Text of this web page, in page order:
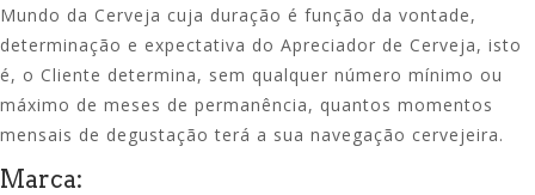
Mundo da Cerveja cuja duração é função da vontade,
determinação e expectativa do Apreciador de Cerveja, isto
é, o Cliente determina, sem qualquer número mínimo ou
máximo de meses de permanência, quantos momentos
mensais de degustação terá a sua navegação cervejeira.
Marca: